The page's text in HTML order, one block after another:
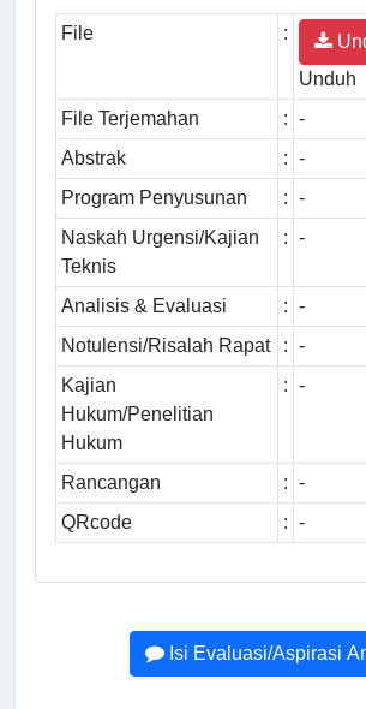
File :
Unduh
File Terjemahan
: -
Abstrak
: -
Program Penyusunan
: -
Naskah Urgensi/Kajian
Teknis
: -
Analisis & Evaluasi : -
Notulensi/Risalah Rapat
: -
Kajian
Hukum/Penelitian
Hukum
: -
Rancangan : -
QRcode
: -
Isi Evaluasi/Aspirasi